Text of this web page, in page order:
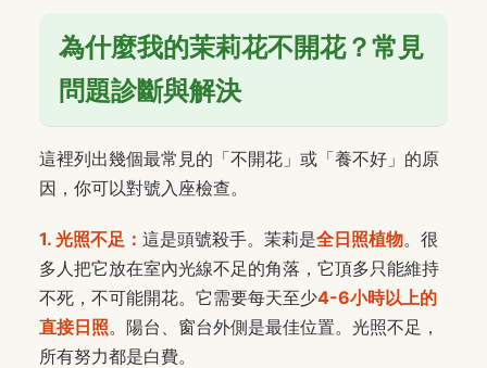
為什麼我的茉莉花不開花？常見
問題診斷與解決
這裡列出幾個最常見的「不開花」或「養不好」的原
因，你可以對號入座檢查。
1. 光照不足： 這是頭號殺手。茉莉是全日照植物。很
多人把它放在室內光線不足的角落，它頂多只能維持
不死，不可能開花。它需要每天至少4-6小時以上的
直接日照。陽台、窗台外側是最佳位置。光照不足，
所有努力都是白費。